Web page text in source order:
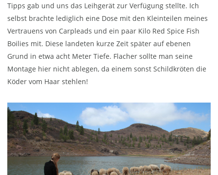
Tipps gab und uns das Leihgerät zur Verfügung stellte. Ich
selbst brachte lediglich eine Dose mit den Kleinteilen meines
Vertrauens von Carpleads und ein paar Kilo Red Spice Fish
Boilies mit. Diese landeten kurze Zeit später auf ebenen
Grund in etwa acht Meter Tiefe. Flacher sollte man seine
Montage hier nicht ablegen, da einem sonst Schildkröten die
Köder vom Haar stehlen!